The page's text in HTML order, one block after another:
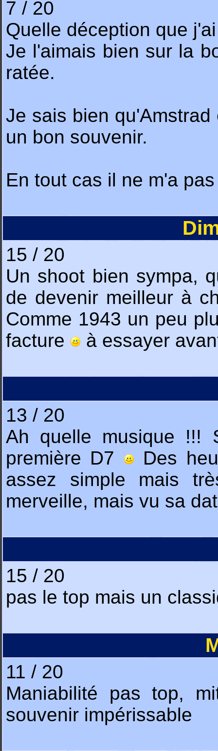
7 / 20
Quelle déception que
Je l'aimais bien sur la
ratée.
Je sais bien
un bon souvenir.
En tout cas il ne m'a
15 / 20
Un shoot bien sympa,
de devenir meilleur à
Comme 1943 un peu
facture
à essayer
13 / 20
Ah quelle musique !!!
première D7
Des
assez simple mais
merveille, mais vu sa
15 / 20
pas le top mais un
11 / 20
Maniabilité pas top,
souvenir impérissable